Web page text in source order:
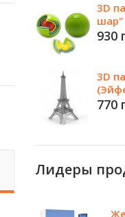
3D
шар"
930
3D
770
Лидеры